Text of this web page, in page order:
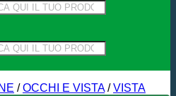
/ OCCHI E VISTA / VISTA